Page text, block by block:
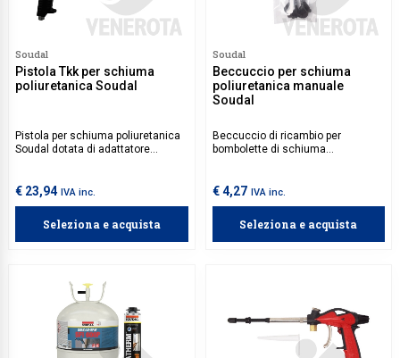
Soudal
Pistola Tkk per schiuma
poliuretanica Soudal
Pistola per schiuma poliuretanica
Soudal dotata di adattatore
poliuretanica.
€ 23,94 IVA inc.
Seleziona e acquista
Soudal
Beccuccio per schiuma
poliuretanica manuale
Soudal
Beccuccio di ricambio per
bombolette di schiuma
€ 4,27 IVA inc.
Seleziona e acquista